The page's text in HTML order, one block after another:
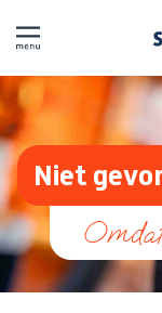
Niet